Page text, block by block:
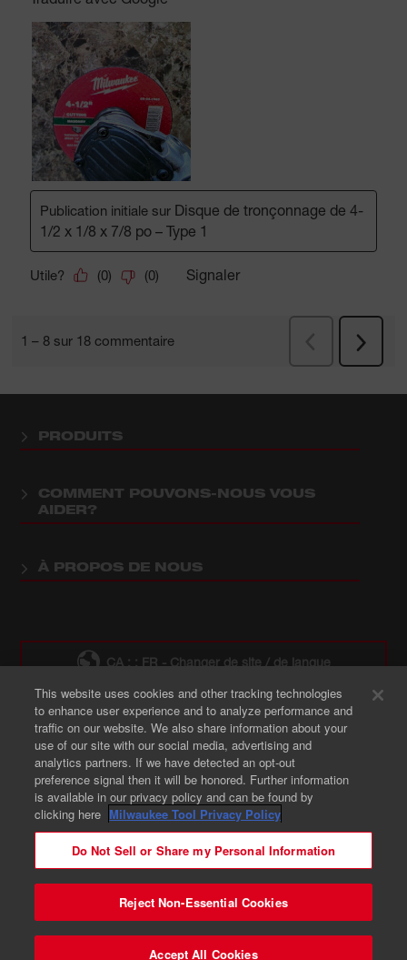
PRODUITS
COMMENT POUVONS-NOUS VOUS
AIDER?
À PROPOS DE NOUS
CA : : FR - Changer de site / de langue
Où acheter des produits Milwaukee
© 2026 Milwaukee Tool. Tous droits réservés.
Vos Choix En Matière De Confidentialité
Préférences en Matière de Cookies
Confidentialité - FR
This website uses cookies and other tracking technologies
to enhance user experience and to analyze performance and
traffic on our website. We also share information about your
use of our site with our social media, advertising and
analytics partners. If we have detected an opt-out
preference signal then it will be honored. Further information
is available in our privacy policy and can be found by
clicking here Milwaukee Tool Privacy Policy
Do Not Sell or Share my Personal Information
Reject Non-Essential Cookies
Accept All Cookies